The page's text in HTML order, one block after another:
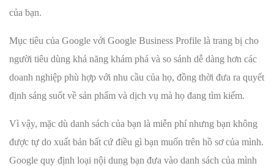
của bạn.
Mục tiêu của Google với Google Business Profile là trang bị cho
người tiêu dùng khả năng khám phá và so sánh dễ dàng hơn các
doanh nghiệp phù hợp với nhu cầu của họ, đồng thời đưa ra quyết
định sáng suốt về sản phẩm và dịch vụ mà họ đang tìm kiếm.
Vì vậy, mặc dù danh sách của bạn là miễn phí nhưng bạn không
được tự do xuất bản bất cứ điều gì bạn muốn trên hồ sơ của mình.
Google quy định loại nội dung bạn đưa vào danh sách của mình